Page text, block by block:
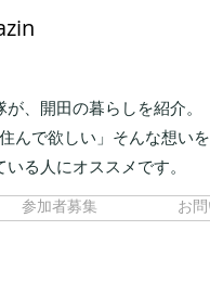
、開田の暮らしを紹介。
んで欲しい」そんな想いを
る人にオススメです。
参加者募集 お